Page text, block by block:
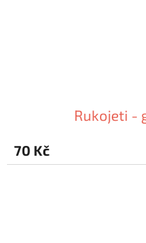
Rukojeti -
70 Kč